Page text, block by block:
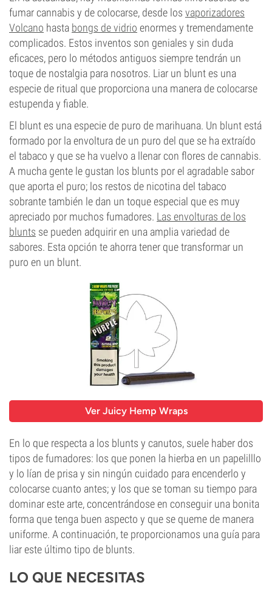
fumar cannabis y de colocarse, desde los vaporizadores
Volcano hasta bongs de vidrio enormes y tremendamente
complicados. Estos inventos son geniales y sin duda
eficaces, pero lo métodos antiguos siempre tendrán un
toque de nostalgia para nosotros. Liar un blunt es una
especie de ritual que proporciona una manera de colocarse
estupenda y fiable.
El blunt es una especie de puro de marihuana. Un blunt está
formado por la envoltura de un puro del que se ha extraído
el tabaco y que se ha vuelvo a llenar con flores de cannabis.
A mucha gente le gustan los blunts por el agradable sabor
que aporta el puro; los restos de nicotina del tabaco
sobrante también le dan un toque especial que es muy
apreciado por muchos fumadores. Las envolturas de los
blunts se pueden adquirir en una amplia variedad de
sabores. Esta opción te ahorra tener que transformar un
puro en un blunt.
Ver Juicy Hemp Wraps
En lo que respecta a los blunts y canutos, suele haber dos
tipos de fumadores: los que ponen la hierba en un papelilllo
y lo lían de prisa y sin ningún cuidado para encenderlo y
colocarse cuanto antes; y los que se toman su tiempo para
dominar este arte, concentrándose en conseguir una bonita
forma que tenga buen aspecto y que se queme de manera
uniforme. A continuación, te proporcionamos una guía para
liar este último tipo de blunts.
LO QUE NECESITAS